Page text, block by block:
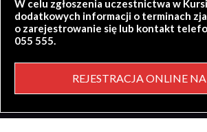
W celu zgłoszenia uczestnictwa w
dodatkowych informacji o terminach
o zarejestrowanie się lub kontakt
055 555.
REJESTRACJA ONLINE